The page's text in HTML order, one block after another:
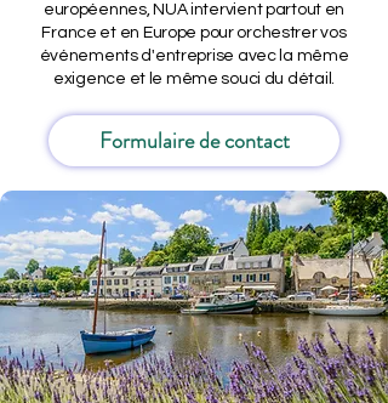
européennes, NUA intervient partout en
France et en Europe pour orchestrer vos
événements d'entreprise avec la même
exigence et le même souci du détail.
Formulaire de contact